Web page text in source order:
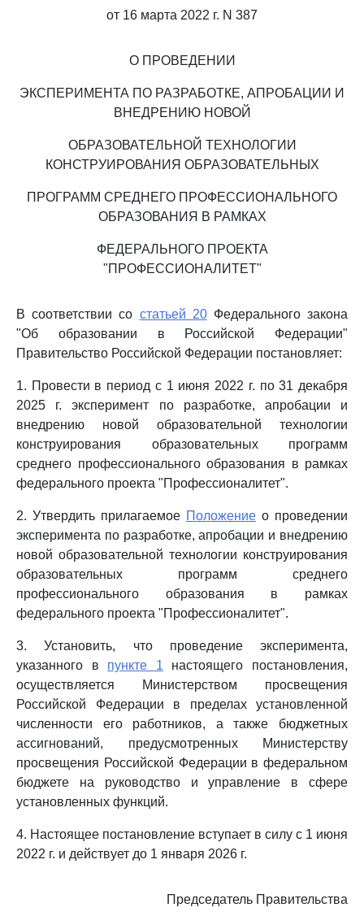
от 16 марта 2022 г. N 387
О ПРОВЕДЕНИИ
ЭКСПЕРИМЕНТА ПО РАЗРАБОТКЕ, АПРОБАЦИИ И
ВНЕДРЕНИЮ НОВОЙ
ОБРАЗОВАТЕЛЬНОЙ ТЕХНОЛОГИИ
КОНСТРУИРОВАНИЯ ОБРАЗОВАТЕЛЬНЫХ
ПРОГРАММ СРЕДНЕГО ПРОФЕССИОНАЛЬНОГО
ОБРАЗОВАНИЯ В РАМКАХ
ФЕДЕРАЛЬНОГО ПРОЕКТА
"ПРОФЕССИОНАЛИТЕТ"
В соответствии со статьей 20Федерального закона
"Об образовании в Российской Федерации"
Правительство Российской Федерации постановляет:
1. Провести в период с 1 июня 2022 г. по 31 декабря
2025 г. эксперимент по разработке, апробации и
внедрению новой образовательной технологии
конструирования образовательных программ
среднего профессионального образования в рамках
федерального проекта "Профессионалитет".
2. Утвердить прилагаемое Положение о проведении
эксперимента по разработке, апробации и внедрению
новой образовательной технологии конструирования
образовательных программ среднего
профессионального образования в рамках
федерального проекта "Профессионалитет".
3. Установить, что проведение эксперимента,
указанного в пункте 1 настоящего постановления,
осуществляется Министерством просвещения
Российской Федерации в пределах установленной
численности его работников, а также бюджетных
ассигнований, предусмотренных Министерству
просвещения Российской Федерации в федеральном
бюджете на руководство и управление в сфере
установленных функций.
4. Настоящее постановление вступает в силу с 1 июня
2022 г. и действует до 1 января 2026 г.
Председатель Правительства